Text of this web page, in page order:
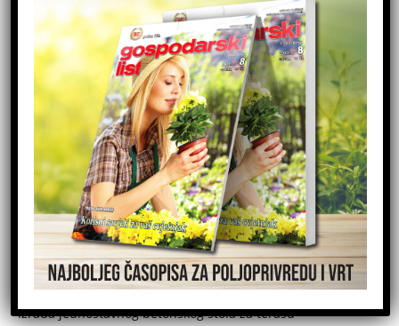
NOVE OBJAVE
Hrvatski sirari idu po Guinnessov rekord
Izrada jednostavnog betonskog stola za terasu